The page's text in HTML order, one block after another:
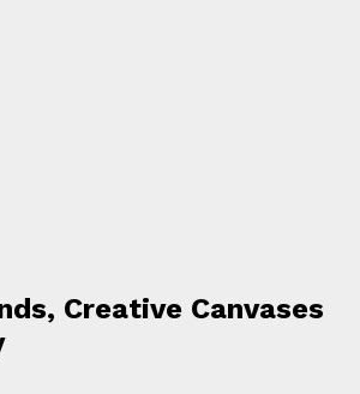
Creative Canvases